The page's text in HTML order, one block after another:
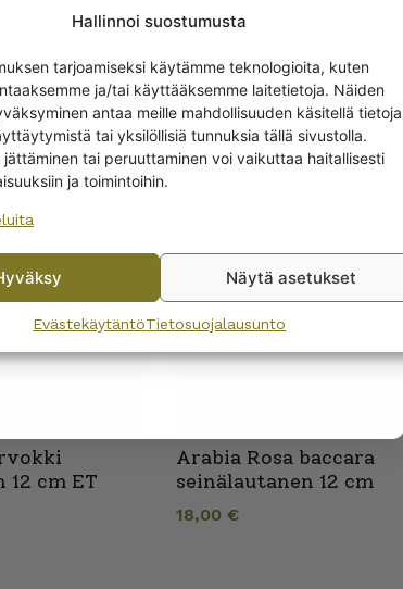
Hallinnoi suostumusta
tarjoamiseksi käytämme teknologioita, kuten
ja/tai käyttääksemme laitetietoja. Näiden
antaa meille mahdollisuuden käsitellä
tai yksilöllisiä tunnuksia tällä sivustolla.
jättäminen tai peruuttaminen voi vaikuttaa haitallisesti
ja toimintoihin.
Näytä asetukset
EvästekäytäntöTietosuojalausunto
12 cm ET
Arabia Rosa baccara
seinälautanen 12 cm
18,00 €
Get -5%
off?
Yes! I want the discount
to the newsletter, you consent to receiving messages from
kuppien and confirm that you have read and accepted